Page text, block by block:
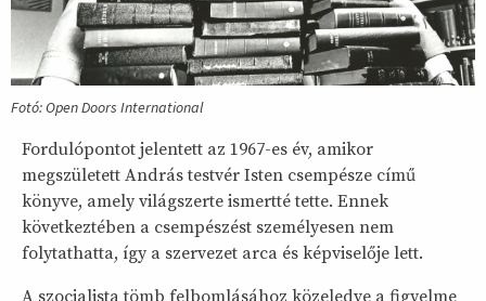
Fotó: Open Doors International
Fordulópontot jelentett az 1967-es év, amikor
megszületett András testvér Isten csempésze című
könyve, amely világszerte ismertté tette. Ennek
következtében a csempészést személyesen nem
folytathatta, így a szervezet arca és képviselője lett.
A szocialista tömb felbomlásához közeledve a figyelme